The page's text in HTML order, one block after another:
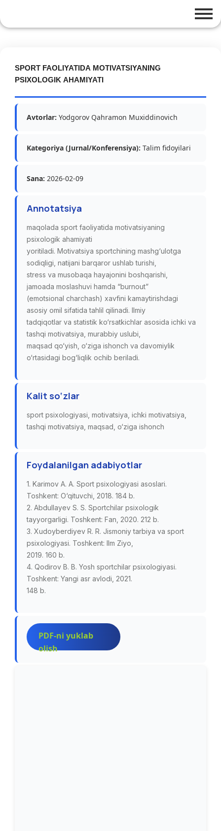
SPORT FAOLIYATIDA MOTIVATSIYANING
PSIXOLOGIK AHAMIYATI
Avtorlar: Yodgorov Qahramon Muxiddinovich
Kategoriya (Jurnal/Konferensiya): Talim fidoyilari
Sana: 2026-02-09
Annotatsiya
maqolada sport faoliyatida motivatsiyaning
psixologik ahamiyati
yoritiladi. Motivatsiya sportchining mashg‘ulotga
sodiqligi, natijani barqaror ushlab turishi,
stress va musobaqa hayajonini boshqarishi,
jamoada moslashuvi hamda “burnout”
(emotsional charchash) xavfini kamaytirishdagi
asosiy omil sifatida tahlil qilinadi. Ilmiy
tadqiqotlar va statistik ko‘rsatkichlar asosida ichki va
tashqi motivatsiya, murabbiy uslubi,
maqsad qo‘yish, o‘ziga ishonch va davomiylik
o‘rtasidagi bog‘liqlik ochib beriladi.
Kalit so‘zlar
sport psixologiyasi, motivatsiya, ichki motivatsiya,
tashqi motivatsiya, maqsad, o‘ziga ishonch
Foydalanilgan adabiyotlar
1. Karimov A. A. Sport psixologiyasi asoslari.
Toshkent: O‘qituvchi, 2018. 184 b.
2. Abdullayev S. S. Sportchilar psixologik
tayyorgarligi. Toshkent: Fan, 2020. 212 b.
3. Xudoyberdiyev R. R. Jismoniy tarbiya va sport
psixologiyasi. Toshkent: Ilm Ziyo,
2019. 160 b.
4. Qodirov B. B. Yosh sportchilar psixologiyasi.
Toshkent: Yangi asr avlodi, 2021.
148 b.
PDF-ni yuklab
olish